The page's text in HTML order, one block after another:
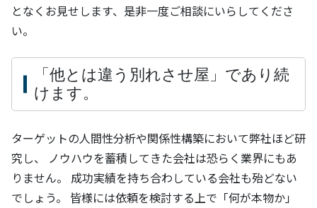
となくお見せします、是非一度ご相談にいらしてくださ
い。
「他とは違う別れさせ屋」であり続
けます。
ターゲットの人間性分析や関係性構築において弊社ほど研
究し、 ノウハウを蓄積してきた会社は恐らく業界にもあ
りません。 成功実績を持ち合わしている会社も殆どない
でしょう。 皆様には依頼を検討する上で「何が本物か」